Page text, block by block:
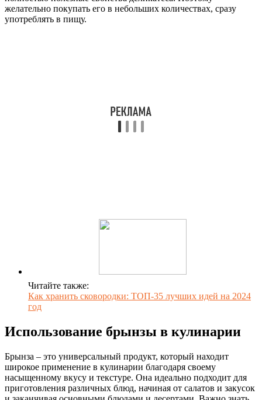
желательно покупать его в небольших количествах, сразу
употреблять в пищу.
Читайте также:
Как хранить сковородки: ТОП-35 лучших идей на 2024
год
Использование брынзы в кулинарии
Брынза – это универсальный продукт, который находит
широкое применение в кулинарии благодаря своему
насыщенному вкусу и текстуре. Она идеально подходит для
приготовления различных блюд, начиная от салатов и закусок